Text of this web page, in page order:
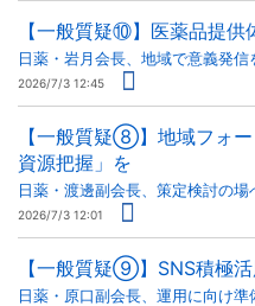
【一般質疑⑩】医薬品提供
日薬・岩月会長、地域で意義発信
2026/7/3 12:45
【一般質疑⑧】地域フォ
資源把握」を
日薬・渡邊副会長、策定検討の場
2026/7/3 12:01
【一般質疑⑨】SNS積極
日薬・原口副会長、運用に向け準